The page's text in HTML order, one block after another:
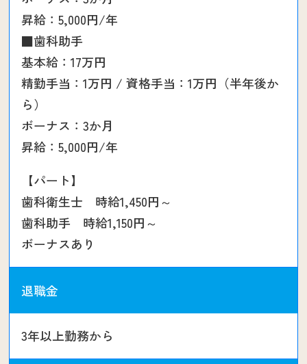
昇給：5,000円/年
■歯科助手
基本給：17万円
精勤手当：1万円 / 資格手当：1万円（半年後か
ら）
ボーナス：3か月
昇給：5,000円/年
【パート】
歯科衛生士 時給1,450円～
歯科助手 時給1,150円～
ボーナスあり
退職金
3年以上勤務から